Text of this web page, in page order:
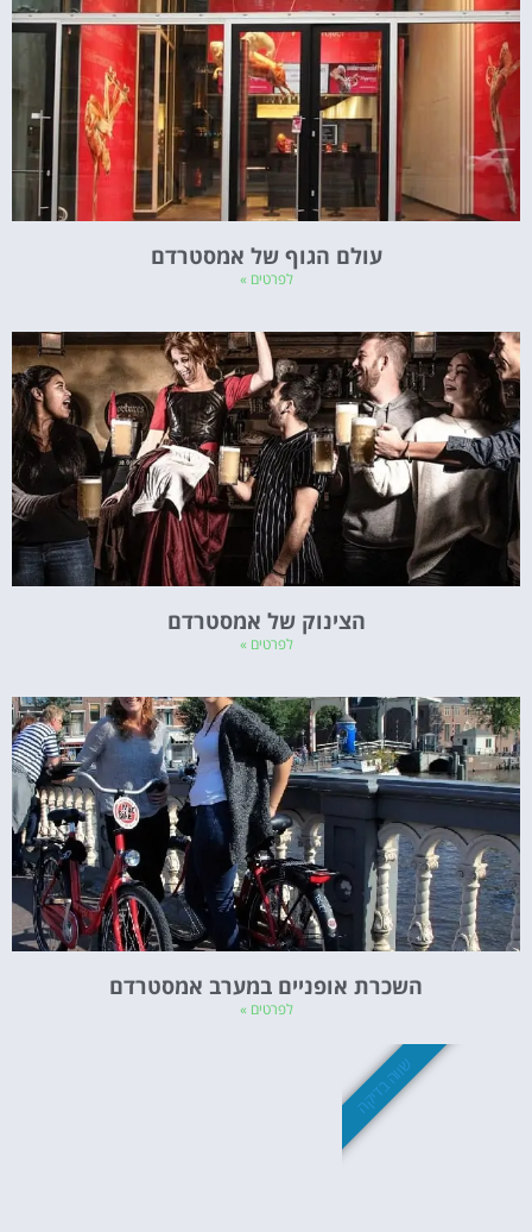
עולם הגוף של אמסטרדם
לפרטים »
הצינוק של אמסטרדם
לפרטים »
השכרת אופניים במערב אמסטרדם
לפרטים »
שווה בדיקה